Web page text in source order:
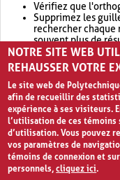
Vérifiez que
Supprimez les
rechercher chaque
souvent plus de
Envisagez d'élargir
retournera
NOTRE SITE WEB
REHAUSSER VOTRE
Le site web de
afin de recueillir des
expérience à ses visiteurs.
l’utilisation de ces témoins
d’utilisation. Vous pouvez
vos paramètres de
témoins de connexion et
personnels,cliquez ici.